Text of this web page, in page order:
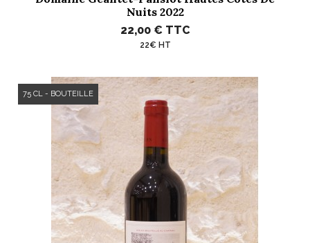
Nuits 2022
22,00 € TTC
22€ HT
75 CL - BOUTEILLE